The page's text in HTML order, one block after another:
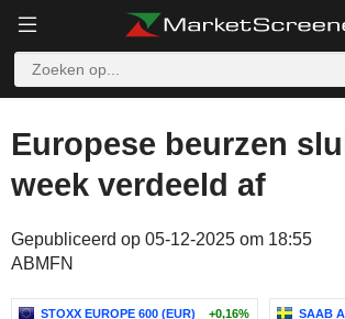
Europese beurzen
week verdeeld af
Gepubliceerd op 05-12-2025 om 18:55
ABMFN
STOXX EUROPE 600 (EUR) +0,16% SAAB